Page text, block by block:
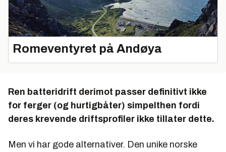
Romeventyret på Andøya
Ren batteridrift derimot passer definitivt ikke
for ferger (og hurtigbåter) simpelthen fordi
deres krevende driftsprofiler ikke tillater dette.
Men vi har gode alternativer. Den unike norske